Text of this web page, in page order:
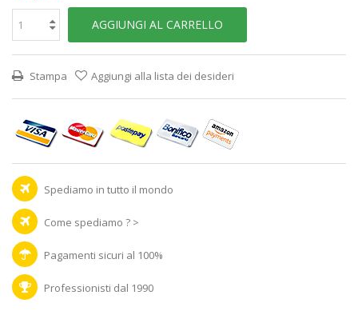
AGGIUNGI AL CARRELLO
Stampa Aggiungi alla lista dei desideri
Spediamo in tutto il mondo
Come spediamo ? >
Pagamenti sicuri al 100%
Professionisti dal 1990